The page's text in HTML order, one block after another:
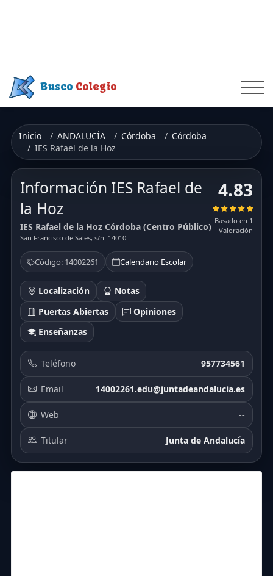
Busco Colegio
Inicio ANDALUCÍA Córdoba
Córdoba
IES Rafael de la Hoz
Información IES Rafael de
la Hoz
IES Rafael de la Hoz Córdoba (Centro Público)
San Francisco de Sales, s/n. 14010.
Código: 14002261 Calendario Escolar
Localización
Notas
Puertas Abiertas
Opiniones
Enseñanzas
4.83
Basado en 1
Valoración
Teléfono 957734561
Email 14002261.edu@juntadeandalucia.es
Web --
Titular Junta de Andalucía